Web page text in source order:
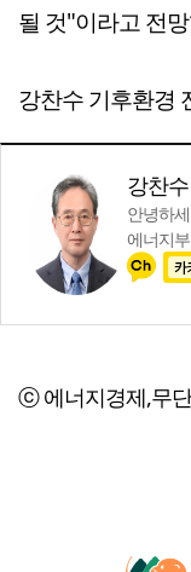
될 것"이라고 전
강찬수 기후환경
강찬
안녕하
에너지
ⓒ 에너지경제,무